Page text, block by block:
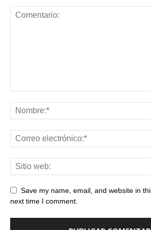
Save my name, email, and website in
next time I comment.